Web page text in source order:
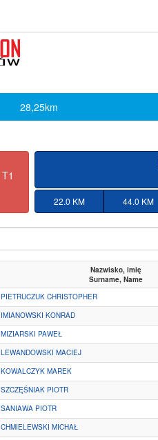
28,25km
T1
22.0 KM 44.0 KM
Nazwisko, imię
Surname, Name
PIETRUCZUK CHRISTOPHER
IMIANOWSKI KONRAD
MIZIARSKI PAWEŁ
LEWANDOWSKI MACIEJ
KOWALCZYK MAREK
SZCZĘŚNIAK PIOTR
SANIAWA PIOTR
CHMIELEWSKI MICHAŁ